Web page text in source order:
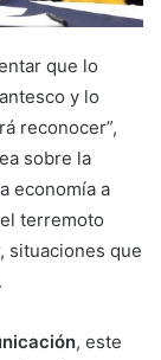
que lo
y lo
reconocer”,
sobre la
economía a
terremoto
situaciones que
, este